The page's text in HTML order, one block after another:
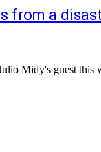
from a
Midy's guest